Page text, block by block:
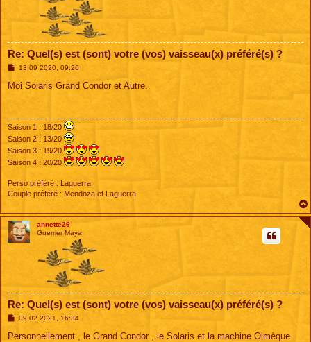
Re: Quel(s) est (sont) votre (vos) vaisseau(x) préféré(s) ?
M
s
13 09 2020, 09:26
Moi Solaris Grand Condor et Autre.
Saison 1 : 18/20
Saison 2 : 13/20
Saison 3 : 19/20
Saison 4 : 20/20
Perso préféré : Laguerra
Couple préféré : Mendoza et Laguerra
annette26
Guerrier Maya
Re: Quel(s) est (sont) votre (vos) vaisseau(x) préféré(s) ?
M
s
09 02 2021, 16:34
Personnellement , le Grand Condor , le Solaris et la machine Olmèque